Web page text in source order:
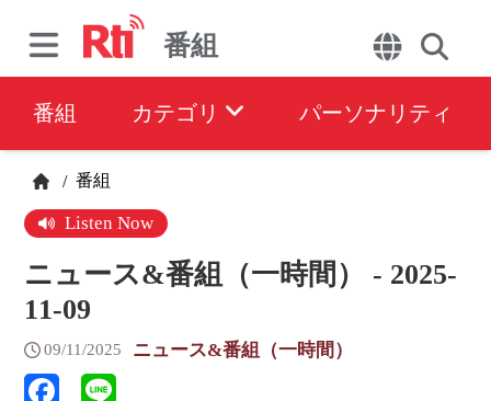
番組
番組 カテゴリ パーソナリティ
/ 番組
Listen Now
ニュース&番組（一時間） - 2025-
11-09
09/11/2025 ニュース&番組（一時間）